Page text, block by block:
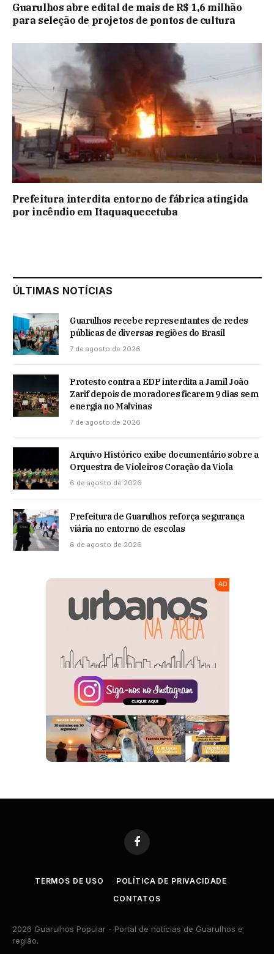
Guarulhos abre edital de mais de R$ 1,6 milhão
para seleção de projetos de pontos de cultura
Prefeitura interdita entorno de fábrica atingida
por incêndio em Itaquaquecetuba
ÚLTIMAS NOTÍCIAS
Guarulhos recebe representantes de redes
públicas de diversas regiões do Brasil
7 de agosto de 2026
Protesto contra a EDP interdita a Jamil João
Zarif depois de moradores ficarem 9 dias sem
energia no Malvinas
7 de agosto de 2026
Arquivo Histórico exibe documentário sobre a
Orquestra de Violeiros Coração da Viola
6 de agosto de 2026
Prefeitura de Guarulhos reforça segurança
viária no entorno de escolas
6 de agosto de 2026
Facebook
TERMOS DE USO
POLÍTICA DE PRIVACIDADE
CONTATOS
2026 Guarulhos Popular - Portal de notícias de Guarulhos e
região.